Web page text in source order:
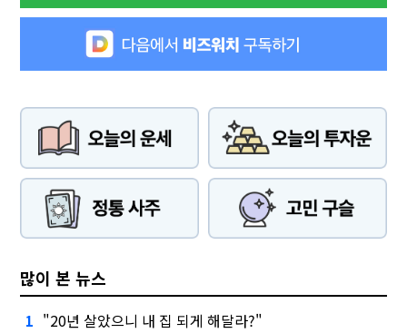
많이 본 뉴스
1 "20년 살았으니 내 집 되게 해달라?"